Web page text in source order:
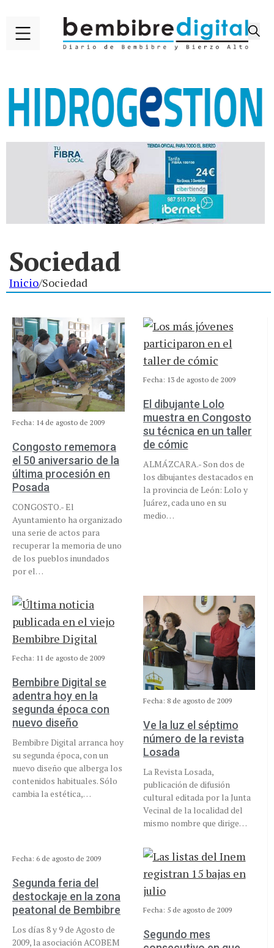
Sociedad
Inicio/Sociedad
Fecha: 14 de agosto de 2009
Congosto rememora
el 50 aniversario de la
última procesión en
Posada
CONGOSTO.- El
Ayuntamiento ha organizado
una serie de actos para
recuperar la memoria de uno
de los pueblos inundados
por el…
Fecha: 13 de agosto de 2009
El dibujante Lolo
muestra en Congosto
su técnica en un taller
de cómic
ALMÁZCARA.- Son dos de
los dibujantes destacados en
la provincia de León: Lolo y
Juárez, cada uno en su
medio…
Fecha: 11 de agosto de 2009
Bembibre Digital se
adentra hoy en la
segunda época con
nuevo diseño
Bembibre Digital arranca hoy
su segunda época, con un
nuevo diseño que alberga los
contenidos habituales. Sólo
cambia la estética,…
Fecha: 8 de agosto de 2009
Ve la luz el séptimo
número de la revista
Losada
La Revista Losada,
publicación de difusión
cultural editada por la Junta
Vecinal de la localidad del
mismo nombre que dirige…
Fecha: 6 de agosto de 2009
Segunda feria del
destockaje en la zona
peatonal de Bembibre
Los días 8 y 9 de Agosto de
2009, la asociación ACOBEM
Fecha: 5 de agosto de 2009
Segundo mes